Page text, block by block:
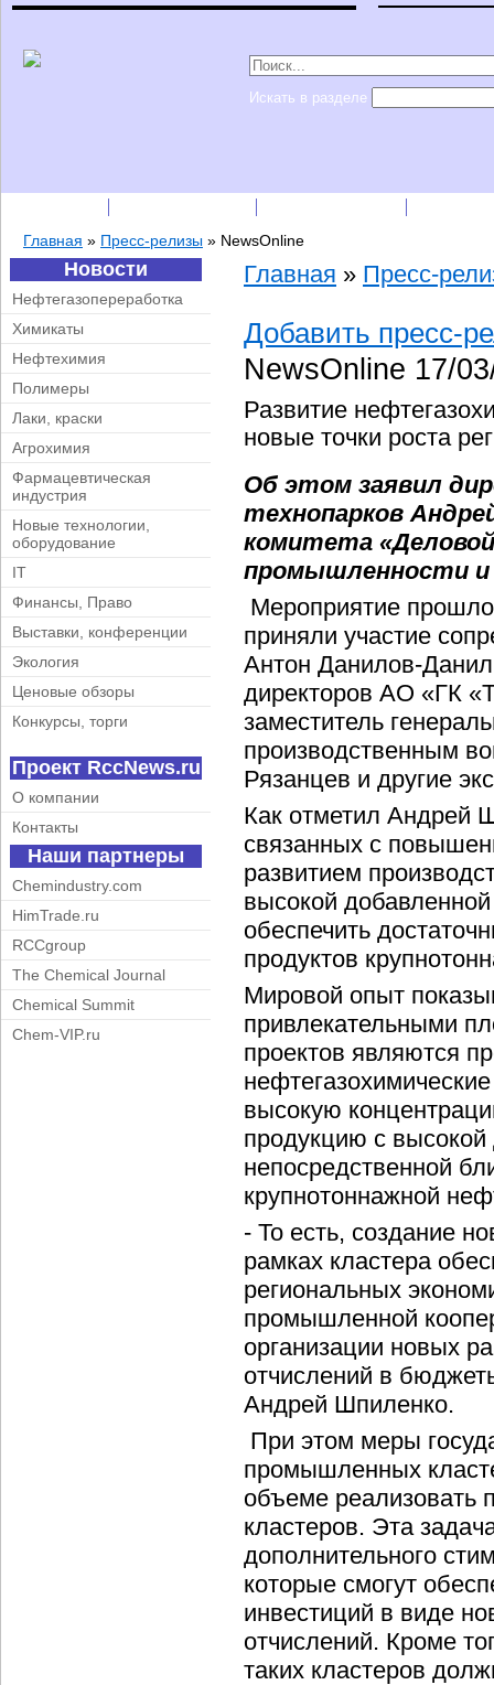
Искать в разделе
Главная » Пресс-релизы » NewsOnline
Новости
Нефтегазопереработка
Химикаты
Нефтехимия
Полимеры
Лаки, краски
Агрохимия
Фармацевтическая
индустрия
Новые технологии,
оборудование
IT
Финансы, Право
Выставки, конференции
Экология
Ценовые обзоры
Конкурсы, торги
Проект RccNews.ru
О компании
Контакты
Наши партнеры
Chemindustry.com
HimTrade.ru
RCCgroup
The Chemical Journal
Chemical Summit
Chem-VIP.ru
Главная » Пресс-
Добавить пресс-
NewsOnline 17/
Развитие
новые точки роста
Об этом заявил
технопарков
комитета
промышленности
Мероприятие
приняли участие
Антон Данилов-
директоров АО «ГК
заместитель
производственным
Рязанцев и другие
Как отметил Андрей
связанных с
развитием
высокой
обеспечить
продуктов
Мировой опыт
привлекательными
проектов являются
высокую
продукцию с
непосредственной
крупнотоннажной
- То есть, создание
рамках кластера
региональных
промышленной
организации новых
отчислений в
Андрей Шпиленко.
При этом меры
промышленных
объеме реализовать
кластеров. Эта
дополнительного
которые смогут
инвестиций в виде
отчислений. Кроме
таких кластеров